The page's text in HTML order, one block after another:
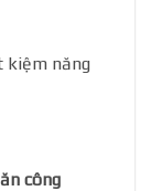
kiệm năng
công